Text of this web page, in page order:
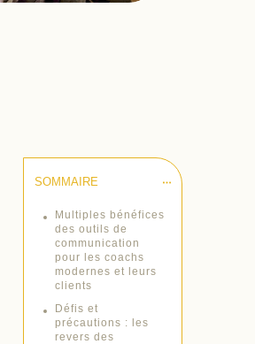
SOMMAIRE
Multiples bénéfices
des outils de
communication
pour les coachs
modernes et leurs
clients
Défis et
précautions : les
revers des